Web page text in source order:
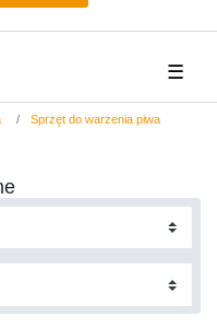
☰
Sprzęt do warzenia piwa